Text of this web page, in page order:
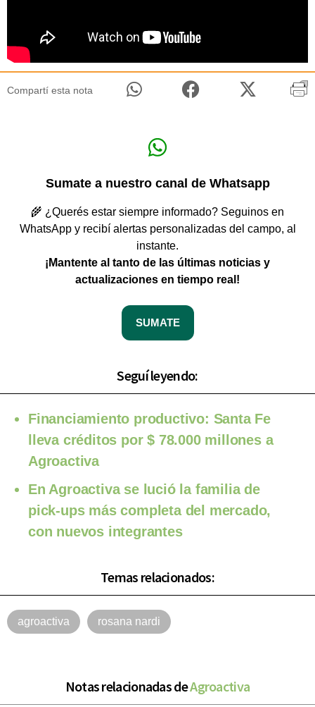
Compartí esta nota
Sumate a nuestro canal de Whatsapp
🌾 ¿Querés estar siempre informado? Seguinos en
WhatsApp y recibí alertas personalizadas del campo, al
instante.
¡Mantente al tanto de las últimas noticias y
actualizaciones en tiempo real!
SUMATE
Seguí leyendo:
Financiamiento productivo: Santa Fe
lleva créditos por $ 78.000 millones a
Agroactiva
En Agroactiva se lució la familia de
pick-ups más completa del mercado,
con nuevos integrantes
Temas relacionados:
agroactiva rosana nardi
Notas relacionadas deAgroactiva